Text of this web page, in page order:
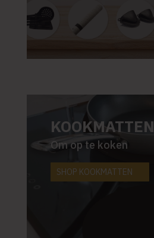
KOOKMATTEN
Om op te koken
SHOP KOOKMATTEN